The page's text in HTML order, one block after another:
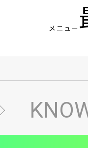
メニュー